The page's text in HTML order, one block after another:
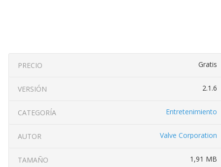
PRECIO Gratis
VERSIÓN 2.1.6
CATEGORÍA Entretenimiento
AUTOR Valve Corporation
TAMAÑO 1,91 MB